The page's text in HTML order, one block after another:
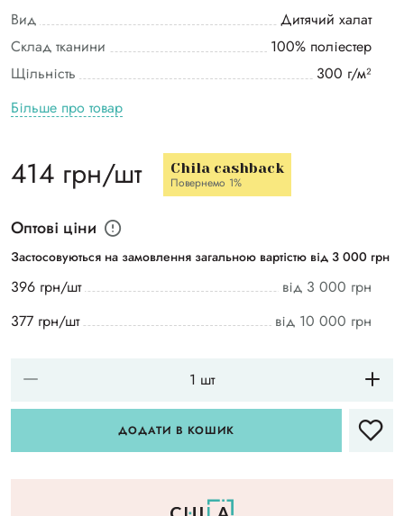
Вид
Дитячий халат
Склад тканини
100% поліестер
Щільність
300 г/м²
Більше про товар
414 грн/шт Chila cashback
Повернемо 1%
Оптові ціни
Застосовуються на замовлення загальною вартістю від 3 000 грн
396 грн/шт
від 3 000 грн
377 грн/шт
від 10 000 грн
ДОДАТИ В КОШИК